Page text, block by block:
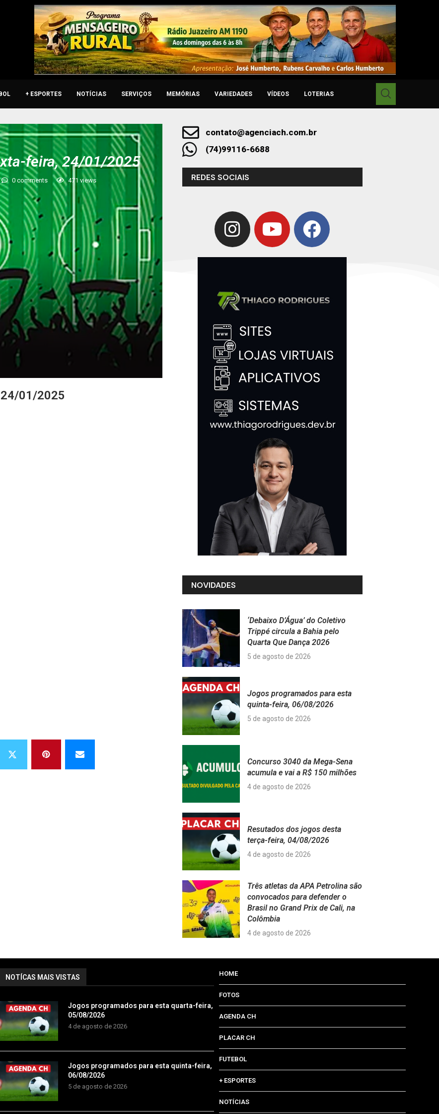
+ ESPORTES NOTÍCIAS SERVIÇOS MEMÓRIAS VARIEDADES VÍDEOS LOTERIAS
feira, 24/01/2025
0 comments 471 views
01/2025
contato@agenciach.com.br
(74)99116-6688
REDES SOCIAIS
NOVIDADES
‘Debaixo D’Água’ do Coletivo
Trippé circula a Bahia pelo
Quarta Que Dança 2026
5 de agosto de 2026
Jogos programados para esta
quinta-feira, 06/08/2026
5 de agosto de 2026
Concurso 3040 da Mega-Sena
acumula e vai a R$ 150 milhões
4 de agosto de 2026
Resutados dos jogos desta
terça-feira, 04/08/2026
4 de agosto de 2026
Três atletas da APA Petrolina são
convocados para defender o
Brasil no Grand Prix de Cali, na
Colômbia
4 de agosto de 2026
NOTÍCAS MAIS VISTAS
Jogos programados para esta quarta-feira,
05/08/2026
4 de agosto de 2026
Jogos programados para esta quinta-feira,
06/08/2026
5 de agosto de 2026
HOME
FOTOS
AGENDA CH
PLACAR CH
FUTEBOL
+ ESPORTES
NOTÍCIAS